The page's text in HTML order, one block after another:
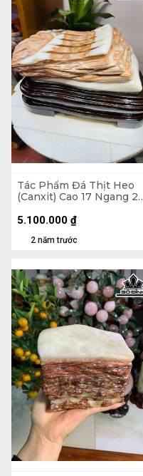
Tác Phẩm Đá Thịt Heo
(Canxit) Cao 17 Ngang 25
2 năm trước
5.100.000 ₫